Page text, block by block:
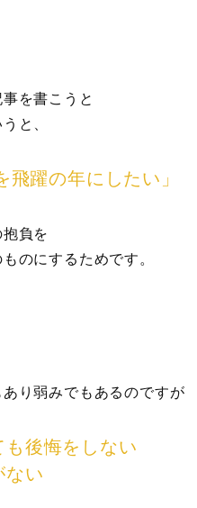
を書こうと
と、
飛躍の年にしたい」
負を
のにするためです。
り弱みでもあるのですが
も後悔をしない
ない